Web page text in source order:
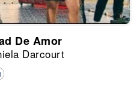
De Amor
Darcourt